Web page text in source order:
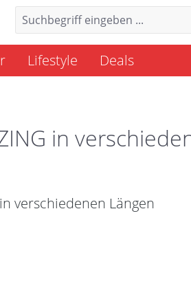
Lifestyle Deals
in